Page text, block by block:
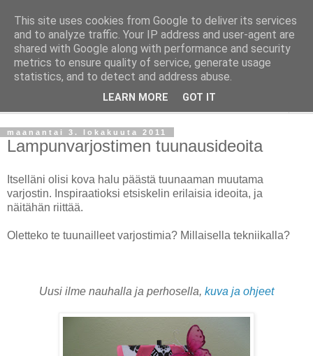
Taloja ja Toiveita
[ Sisustaa ] [ Remontoi ] [ Tuunaa ] [ Haaveilee ] [ Reissaa ]
maanantai 3. lokakuuta 2011
Lampunvarjostimen tuunausideoita
Itselläni olisi kova halu päästä tuunaaman muutama
varjostin. Inspiraatioksi etsiskelin erilaisia ideoita, ja
näitähän riittää.
Oletteko te tuunailleet varjostimia? Millaisella tekniikalla?
Uusi ilme nauhalla ja perhosella, kuva ja ohjeet
This site uses cookies from Google to deliver its services
and to analyze traffic. Your IP address and user-agent are
shared with Google along with performance and security
metrics to ensure quality of service, generate usage
statistics, and to detect and address abuse.
LEARN MORE GOT IT